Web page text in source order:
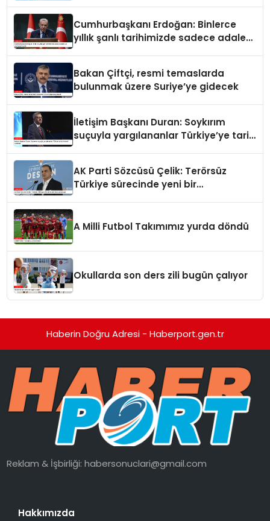
Cumhurbaşkanı Erdoğan: Binlerce
yıllık şanlı tarihimizde sadece adalet
Bakan Çiftçi, resmi temaslarda
bulunmak üzere Suriye’ye gidecek
İletişim Başkanı Duran: Soykırım
suçuyla yargılananlar Türkiye’ye tarih
AK Parti Sözcüsü Çelik: Terörsüz
Türkiye sürecinde yeni bir
A Milli Futbol Takımımız yurda döndü
Okullarda son ders zili bugün çalıyor
Haberin Doğru Adresi - Haberport.gen.tr
Reklam & İşbirliği:habersonuclari@gmail.com
Hakkımızda